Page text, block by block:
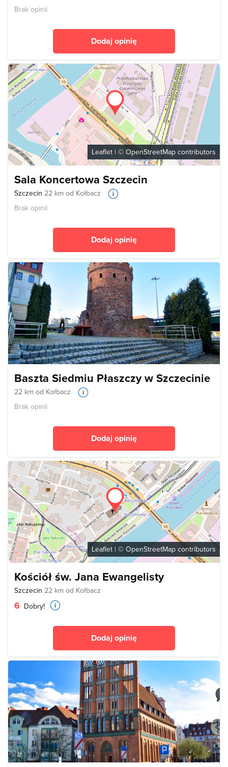
Brak opinii
Dodaj opinię
Leaflet | © OpenStreetMap contributors
Sala Koncertowa Szczecin
Szczecin 22 km od Kołbacz
Brak opinii
Dodaj opinię
Baszta Siedmiu Płaszczy w Szczecinie
22 km od Kołbacz
Brak opinii
Dodaj opinię
Leaflet | © OpenStreetMap contributors
Kościół św. Jana Ewangelisty
Szczecin 22 km od Kołbacz
6 Dobry!
Dodaj opinię